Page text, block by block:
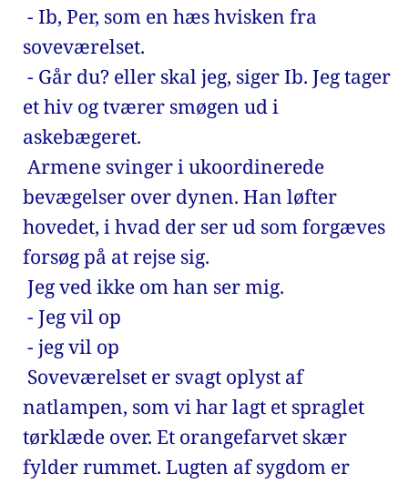
soveværelset.
et hiv og tværer smøgen ud i
askebægeret.
bevægelser over dynen. Han løfter
hovedet, i hvad der ser ud som forgæves
forsøg på at rejse sig.
Jeg ved ikke om han ser mig.
- Jeg vil op
- jeg vil op
natlampen, som vi har lagt et spraglet
tørklæde over. Et orangefarvet skær
fylder rummet. Lugten af sygdom er